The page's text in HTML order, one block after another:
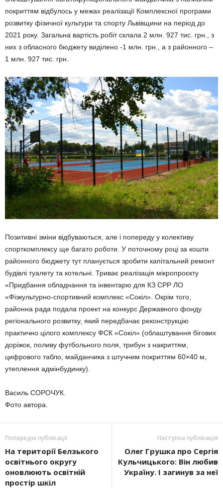
покриттям відбулось у межах реалізації Комплексної програми
розвитку фізичної культури та спорту Львівщини на період до
2021 року. Загальна вартість робіт склала 2 млн. 927 тис. грн., з
них з обласного бюджету виділено -1 млн. грн., а з районного –
1 млн. 927 тис. грн.
Позитивні зміни відбуваються, але і попереду у колективу
спорткомплексу ще багато роботи. У поточному році за кошти
районного бюджету тут планується зробити капітальний ремонт
будівлі туалету та котельні. Триває реалізація мікропроєкту
«Придбання обладнання та інвентарю для КЗ СРР ЛО
«Фізкультурно-спортивний комплекс «Сокіл». Окрім того,
районна рада подала проект на конкурс Державного фонду
регіонального розвитку, який передбачає реконструкцію
практично цілого комплексу ФСК «Сокіл» (облаштування бігових
доріжок, поливу футбольного поля, трибун з накриттям,
цифрового табло, майданчика з штучним покриттям 60×40 м,
утеплення адмінбудинку).
Василь СОРОЧУК.
Фото автора.
Попередні публікації
На території Белзького
освітнього округу
оновлюють освітній
простір шкіл
Наступна публікація
Олег Грушка про Сергія
Кульчицького: Він любив
Україну. І загинув за неї